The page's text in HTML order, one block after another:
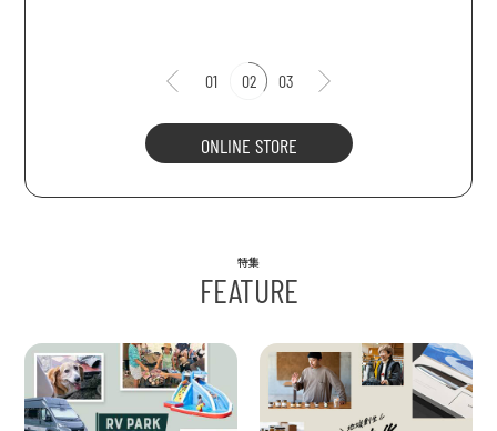
01 02 03
ONLINE STORE
特集
FEATURE